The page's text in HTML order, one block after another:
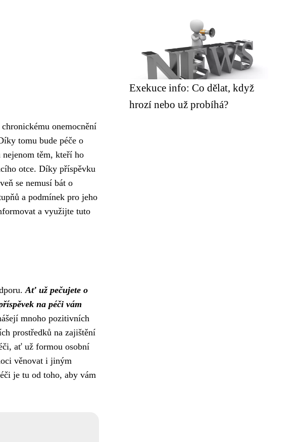
onemocnění
tomu bude péče o
těm, kteří ho
otce. Díky příspěvku
se nemusí bát o
a podmínek pro jeho
a využijte tuto
Ať už pečujete o
na péči vám
mnoho pozitivních
prostředků na zajištění
ať už formou osobní
věnovat i jiným
je tu od toho, aby vám
Exekuce info: Co dělat, když
hrozí nebo už probíhá?